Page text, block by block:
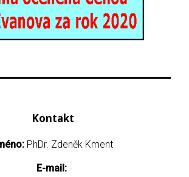
Kontakt
PhDr. Zdeněk Kment
E-mail: